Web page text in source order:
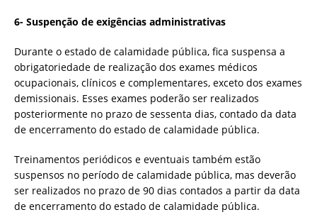
6- Suspenção de exigências administrativas
Durante o estado de calamidade pública, fica suspensa a
obrigatoriedade de realização dos exames médicos
ocupacionais, clínicos e complementares, exceto dos exames
demissionais. Esses exames poderão ser realizados
posteriormente no prazo de sessenta dias, contado da data
de encerramento do estado de calamidade pública.
Treinamentos periódicos e eventuais também estão
suspensos no período de calamidade pública, mas deverão
ser realizados no prazo de 90 dias contados a partir da data
de encerramento do estado de calamidade pública.